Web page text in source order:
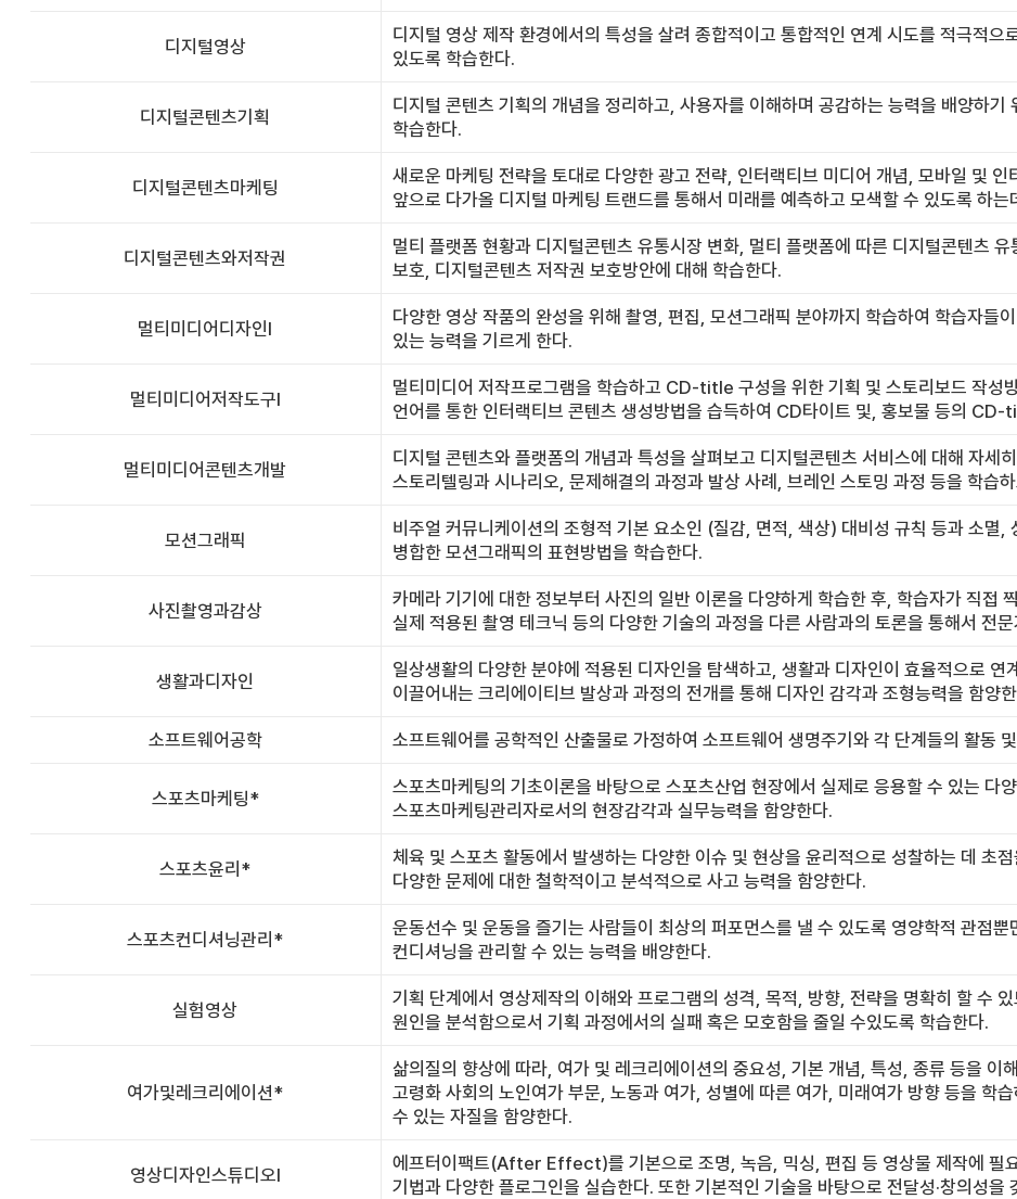
디지털영상
디지털 영상 제작 환경에서의 특성을 살려 종합적이고 통합적인 연계 시도를 적극적
있도록 학습한다.
디지털콘텐츠기획
디지털 콘텐츠 기획의 개념을 정리하고, 사용자를 이해하며 공감하는 능력을 배양하
학습한다.
디지털콘텐츠마케팅
새로운 마케팅 전략을 토대로 다양한 광고 전략, 인터랙티브 미디어 개념, 모바일 및
앞으로 다가올 디지털 마케팅 트랜드를 통해서 미래를 예측하고 모색할 수 있도록 하는
디지털콘텐츠와저작권
멀티 플랫폼 현황과 디지털콘텐츠 유통시장 변화, 멀티 플랫폼에 따른 디지털콘텐츠
보호, 디지털콘텐츠 저작권 보호방안에 대해 학습한다.
멀티미디어디자인Ⅰ
다양한 영상 작품의 완성을 위해 촬영, 편집, 모션그래픽 분야까지 학습하여 학습자들
있는 능력을 기르게 한다.
멀티미디어저작도구Ⅰ
멀티미디어 저작프로그램을 학습하고 CD-title 구성을 위한 기획 및 스토리보드 작성
언어를 통한 인터랙티브 콘텐츠 생성방법을 습득하여 CD타이트 및, 홍보물 등의
멀티미디어콘텐츠개발
디지털 콘텐츠와 플랫폼의 개념과 특성을 살펴보고 디지털콘텐츠 서비스에 대해 자세
스토리텔링과 시나리오, 문제해결의 과정과 발상 사례, 브레인 스토밍 과정 등을 학습
모션그래픽
비주얼 커뮤니케이션의 조형적 기본 요소인 (질감, 면적, 색상) 대비성 규칙 등과 소멸
병합한 모션그래픽의 표현방법을 학습한다.
사진촬영과감상
카메라 기기에 대한 정보부터 사진의 일반 이론을 다양하게 학습한 후, 학습자가 직접
실제 적용된 촬영 테크닉 등의 다양한 기술의 과정을 다른 사람과의 토론을 통해서 전
생활과디자인
일상생활의 다양한 분야에 적용된 디자인을 탐색하고, 생활과 디자인이 효율적으로
이끌어내는 크리에이티브 발상과 과정의 전개를 통해 디자인 감각과 조형능력을 함양
소프트웨어공학 소프트웨어를 공학적인 산출물로 가정하여 소프트웨어 생명주기와 각 단계들의 활동
스포츠마케팅*
스포츠마케팅의 기초이론을 바탕으로 스포츠산업 현장에서 실제로 응용할 수 있는 다
스포츠마케팅관리자로서의 현장감각과 실무능력을 함양한다.
스포츠윤리*
체육 및 스포츠 활동에서 발생하는 다양한 이슈 및 현상을 윤리적으로 성찰하는 데 초
다양한 문제에 대한 철학적이고 분석적으로 사고 능력을 함양한다.
스포츠컨디셔닝관리*
운동선수 및 운동을 즐기는 사람들이 최상의 퍼포먼스를 낼 수 있도록 영양학적 관점
컨디셔닝을 관리할 수 있는 능력을 배양한다.
실험영상
기획 단계에서 영상제작의 이해와 프로그램의 성격, 목적, 방향, 전략을 명확히 할 수
원인을 분석함으로서 기획 과정에서의 실패 혹은 모호함을 줄일 수있도록 학습한다.
여가및레크리에이션*
삶의질의 향상에 따라, 여가 및 레크리에이션의 중요성, 기본 개념, 특성, 종류 등을 이
고령화 사회의 노인여가 부문, 노동과 여가, 성별에 따른 여가, 미래여가 방향 등을 학
수 있는 자질을 함양한다.
영상디자인스튜디오Ⅰ
에프터이팩트(After Effect)를 기본으로 조명, 녹음, 믹싱, 편집 등 영상물 제작에 필
기법과 다양한 플로그인을 실습한다. 또한 기본적인 기술을 바탕으로 전달성·창의성